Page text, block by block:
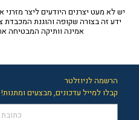
יש לא מעט יצרנים היודעים ליצר
ידע זה בצורה שקופה והוגנת המכבדת
אמינה וותיקה המבטיחה
הרשמה לניוזלטר
קבלו למייל עדכונים, מבצעים ומתנות!